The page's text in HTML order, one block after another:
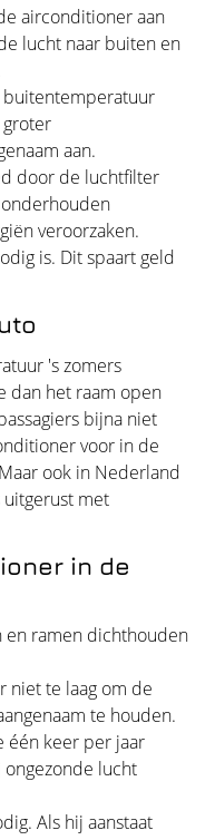
airconditioner aan
lucht naar buiten en
buitentemperatuur
groter
aan.
door de luchtfilter
veroorzaken.
is. Dit spaart geld
's zomers
dan het raam open
bijna niet
voor in de
ook in Nederland
met
in de
en ramen dichthouden
niet te laag om de
te houden.
één keer per jaar
lucht
Als hij aanstaat